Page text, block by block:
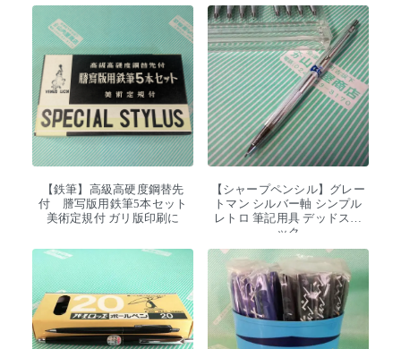
【鉄筆】高級高硬度鋼替先
付 謄写版用鉄筆5本セット
美術定規付 ガリ版印刷に
【シャープペンシル】グレー
トマン シルバー軸 シンプル
レトロ 筆記用具 デッドスト
ック